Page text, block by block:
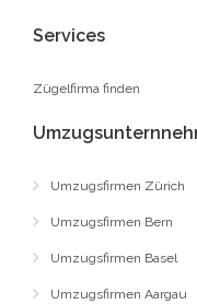
Services
Zügelfirma finden
Umzugsfirmen Zürich
Umzugsfirmen Bern
Umzugsfirmen Basel
Umzugsfirmen Aargau